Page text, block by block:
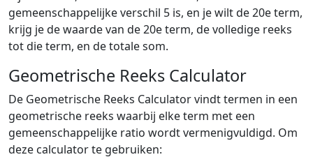
gemeenschappelijke verschil 5 is, en je wilt de 20e term,
krijg je de waarde van de 20e term, de volledige reeks
tot die term, en de totale som.
Geometrische Reeks Calculator
De Geometrische Reeks Calculator vindt termen in een
geometrische reeks waarbij elke term met een
gemeenschappelijke ratio wordt vermenigvuldigd. Om
deze calculator te gebruiken: